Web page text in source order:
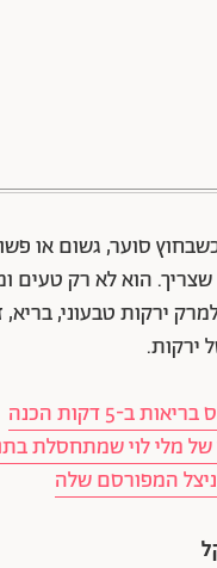
כשבחוץ סוער, גשום
שצריך. הוא לא רק
ירקות טבעוני,
ירקות.
ב-5 דקות הכנה
של מלי לוי שמתחסלת
המפורסם שלה